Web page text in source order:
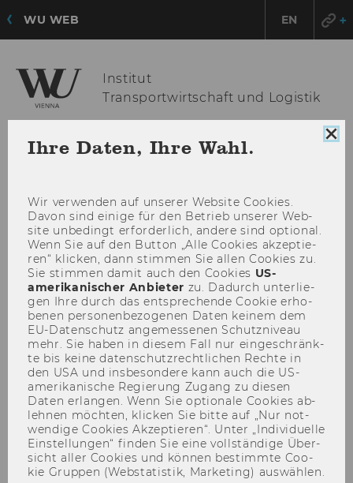
WU WEB EN
Institut
Transportwirtschaft und Logistik
Kontakt
Ihre Daten, Ihre Wahl.
Wir ver­wen­den auf un­se­rer Web­site Coo­kies.
Davon sind ei­ni­ge für den Be­trieb un­se­rer Web­
site un­be­dingt er­for­der­lich, an­de­re sind op­tio­nal.
Wenn Sie auf den But­ton „Alle Coo­kies ak­zep­tie­
ren“ kli­cken, dann stim­men Sie allen Coo­kies zu.
Sie stim­men damit auch den Coo­kies US-​
amerikanischer An­bie­ter zu. Da­durch un­ter­lie­
gen Ihre durch das ent­spre­chen­de Coo­kie er­ho­
be­nen per­so­nen­be­zo­ge­nen Daten kei­nem dem
EU-​Datenschutz an­ge­mes­se­nen Schutz­ni­veau
mehr. Sie haben in die­sem Fall nur ein­ge­schränk­
te bis keine da­ten­schutz­recht­li­chen Rech­te in
den USA und ins­be­son­de­re kann auch die US-​
amerikanische Re­gie­rung Zu­gang zu die­sen
Daten er­lan­gen. Wenn Sie op­tio­na­le Coo­kies ab­
leh­nen möch­ten, kli­cken Sie bitte auf „Nur not­
wen­di­ge Coo­kies Ak­zep­tie­ren“. Unter „In­di­vi­du­el­le
Ein­stel­lun­gen“ fin­den Sie eine voll­stän­di­ge Über­
sicht aller Coo­kies und kön­nen be­stimm­te Coo­
kie Grup­pen (Web­sta­tis­tik, Mar­ke­ting) aus­wäh­len.